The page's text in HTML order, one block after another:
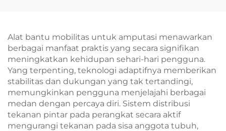
Alat bantu mobilitas untuk amputasi menawarkan
berbagai manfaat praktis yang secara signifikan
meningkatkan kehidupan sehari-hari pengguna.
Yang terpenting, teknologi adaptifnya memberikan
stabilitas dan dukungan yang tak tertandingi,
memungkinkan pengguna menjelajahi berbagai
medan dengan percaya diri. Sistem distribusi
tekanan pintar pada perangkat secara aktif
mengurangi tekanan pada sisa anggota tubuh,